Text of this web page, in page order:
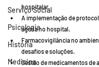
Serviço Social
Psicologia
História
Medicina
hospitalar.
A implementação de
aguda no hospital.
Farmacovigilância no
desafios e soluções.
Gestão de medicamentos de